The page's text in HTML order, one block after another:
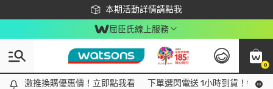
本期活動詳情請點我
下載app最高回饋$350
屈臣氏線上服務
0
激推換購優惠價！立即點我看
激推換購優惠價！立即點我看 下單選閃電送 1小時到貨！領神